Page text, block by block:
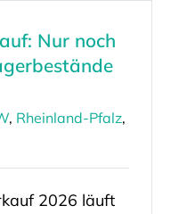
Nur noch
, Rheinland-Pfalz,
2026 läuft